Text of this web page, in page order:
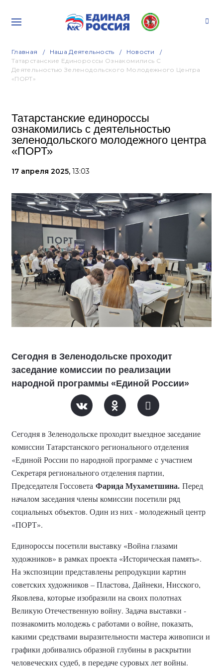
Главная Наша Деятельность
Новости
Татарстанские Единороссы Ознакомились С
Деятельностью Зеленодольского Молодежного Центра
«ПОРТ»
Татарстанские единороссы
ознакомились с деятельностью
зеленодольского молодежного центра
«ПОРТ»
17 апреля 2025, 13:03
Сегодня в Зеленодольске проходит
заседание комиссии по реализации
народной программы «Единой России»
Сегодня в Зеленодольске проходит выездное заседание
комиссии Татарстанского регионального отделения
«Единой России по народной программе c участием
Секретаря регионального отделения партии,
Председателя Госсовета Фарида Мухаметшина. Перед
началом заседания члены комиссии посетили ряд
социальных объектов. Один из них - молодежный центр
«ПОРТ».
Единороссы посетили выставку «Война глазами
художников» в рамках проекта «Историческая память».
На экспозиции представлены репродукции картин
советских художников – Пластова, Дайнеки, Нисского,
Яковлева, которые изобразили на своих полотнах
Великую Отечественную войну. Задача выставки -
познакомить молодежь с работами о войне, показать,
какими средствами выразительности мастера живописи и
графики добивались образной глубины в раскрытии
человеческих судеб, в передаче суровых лет войны.